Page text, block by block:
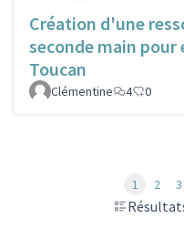
Création d'une
seconde main
Toucan
Clémentine 4 0
1 2 3